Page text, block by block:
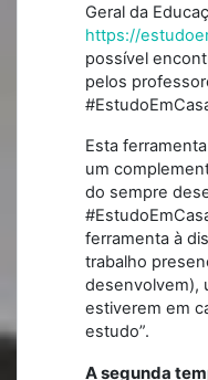
Geral da
https://
possível
pelos
Esta
um
do sempre
ferramenta à
trabalho
desenvolvem),
estiverem em
estudo”.
A segunda